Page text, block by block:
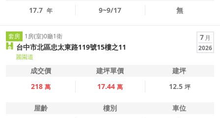
17.7 年 9~9/17 無
套房 1房(室)0廳1衛
台中市北區忠太東路119號15樓之11
麗園道
7 月
2026
成交價 建坪單價
建坪
218 萬 17.44 萬 12.5 坪
屋齡 樓別
車位